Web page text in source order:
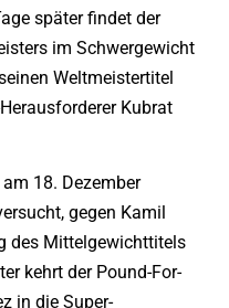
später findet der
im Schwergewicht
Weltmeistertitel
Kubrat
18. Dezember
gegen Kamil
des Mittelgewichttitels
kehrt der Pound-For-
in die Super-